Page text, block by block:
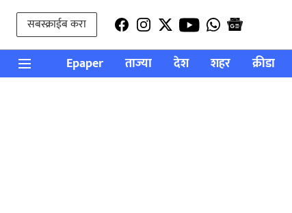
सबस्क्राईब करा
Epaper ताज्या देश शहर क्रीडा